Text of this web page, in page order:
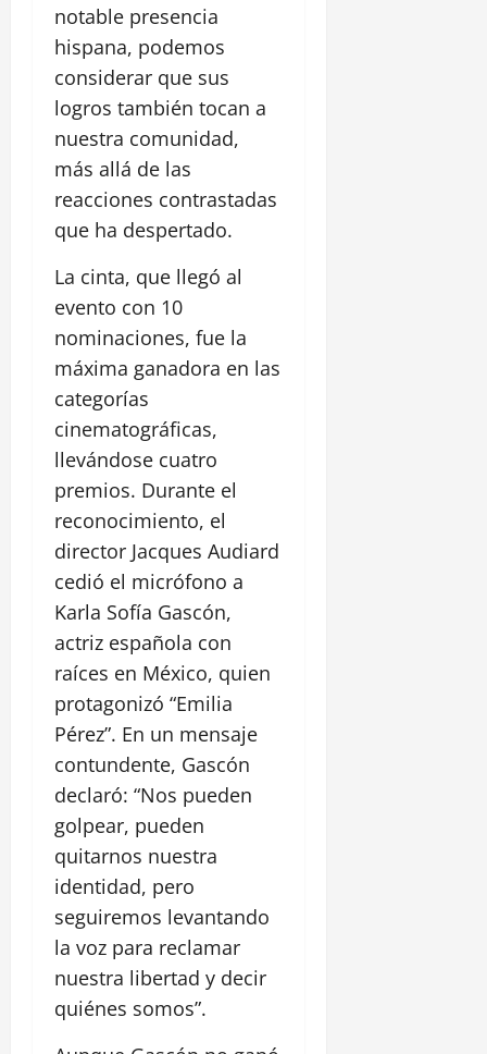
notable presencia
hispana, podemos
considerar que sus
logros también tocan a
nuestra comunidad,
más allá de las
reacciones contrastadas
que ha despertado.
La cinta, que llegó al
evento con 10
nominaciones, fue la
máxima ganadora en las
categorías
cinematográficas,
llevándose cuatro
premios. Durante el
reconocimiento, el
director Jacques Audiard
cedió el micrófono a
Karla Sofía Gascón,
actriz española con
raíces en México, quien
protagonizó “Emilia
Pérez”. En un mensaje
contundente, Gascón
declaró: “Nos pueden
golpear, pueden
quitarnos nuestra
identidad, pero
seguiremos levantando
la voz para reclamar
nuestra libertad y decir
quiénes somos”.